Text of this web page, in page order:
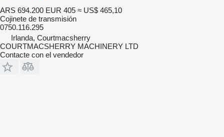
ARS 694.200 EUR 405 ≈ US$ 465,10
Cojinete de transmisión
0750.116.295
Irlanda, Courtmacsherry
COURTMACSHERRY MACHINERY LTD
Contacte con el vendedor